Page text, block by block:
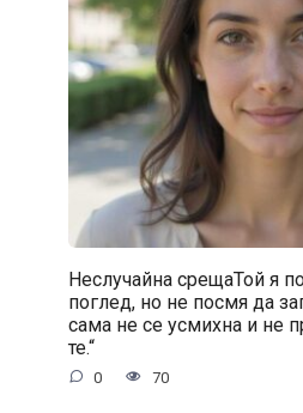
Неслучайна срещаТой я
поглед, но не посмя да
сама не се усмихна и не
те.“
0 70